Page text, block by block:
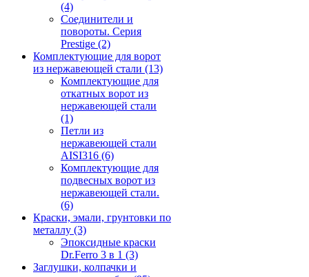
(4)
Соединители и
повороты. Серия
Prestige (2)
Комплектующие для ворот
из нержавеющей стали (13)
Комплектующие для
откатных ворот из
нержавеющей стали
(1)
Петли из
нержавеющей стали
AISI316 (6)
Комплектующие для
подвесных ворот из
нержавеющей стали.
(6)
Краски, эмали, грунтовки по
металлу (3)
Эпоксидные краски
Dr.Ferro 3 в 1 (3)
Заглушки, колпачки и